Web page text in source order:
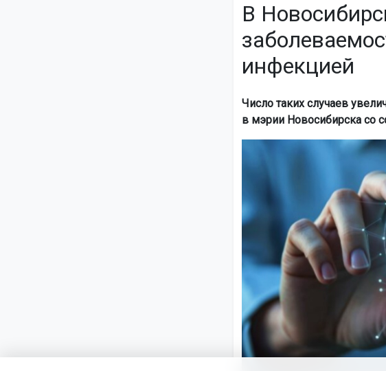
В
инфекцией
Число таких случаев
в мэрии Новосибирска со